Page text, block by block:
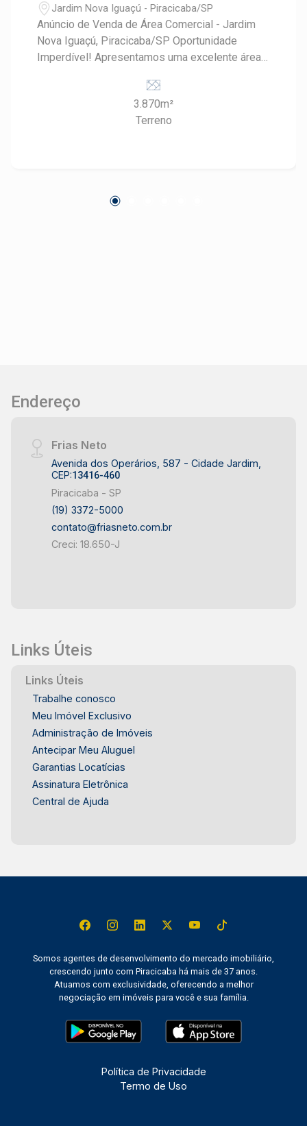
Jardim Nova Iguaçú - Piracicaba/SP
Anúncio de Venda de Área Comercial - Jardim
Nova Iguaçú, Piracicaba/SP Oportunidade
Imperdível! Apresentamos uma excelente área
uma localização estratégica em Piracicaba/SP.
Este imóvel possui um vasto terreno de
3.870,00m², perfeito para investidores e
(possibilidade de construção de acordo com
como lojas, escritórios, ou até mesmo um centro
serviços e comércio Documentação: Toda a
documentação está regularizada, facilitando o
processo de compra e garantindo segurança e
valor e condições de pagamento, entre em
contato conosco. Estamos disponíveis para
esclarecer qualquer dúvida e agendar uma visita
comece a planejar seu futuro no Jardim Nova
3.870m²
Terreno
Endereço
Frias Neto
Avenida dos Operários, 587 - Cidade Jardim,
CEP:13416-460
Piracicaba - SP
(19) 3372-5000
contato@friasneto.com.br
Creci: 18.650-J
Links Úteis
Links Úteis
Trabalhe conosco
Meu Imóvel Exclusivo
Administração de Imóveis
Antecipar Meu Aluguel
Garantias Locatícias
Assinatura Eletrônica
Central de Ajuda
Somos agentes de desenvolvimento do mercado imobiliário,
crescendo junto com Piracicaba há mais de 37 anos.
Atuamos com exclusividade, oferecendo a melhor
negociação em imóveis para você e sua família.
Política de Privacidade
Termo de Uso